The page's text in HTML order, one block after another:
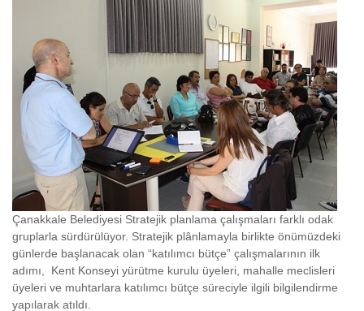
Çanakkale Belediyesi Stratejik planlama çalışmaları farklı odak
gruplarla sürdürülüyor. Stratejik plânlamayla birlikte önümüzdeki
günlerde başlanacak olan “katılımcı bütçe” çalışmalarının ilk
adımı , Kent Konseyi yürütme kurulu üyeleri, mahalle meclisleri
üyeleri ve muhtarlara katılımcı bütçe süreciyle ilgili bilgilendirme
yapılarak atıldı.